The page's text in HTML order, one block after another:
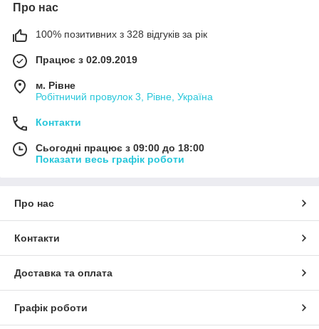
Про нас
100% позитивних з 328 відгуків за рік
Працює з 02.09.2019
м. Рівне
Робітничий провулок 3, Рівне, Україна
Контакти
Сьогодні працює з 09:00 до 18:00
Показати весь графік роботи
Про нас
Контакти
Доставка та оплата
Графік роботи